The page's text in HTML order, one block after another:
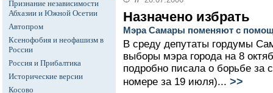
Признание независимости
Абхазии и Южной Осетии
Автопром
Ксенофобия и неофашизм в
России
Россия и Прибалтика
Исторические версии
Косово
Назначено избрать
Мэра Самары поменяют с
В среду депутаты гордумы
выборы мэра города на 8
подробно писала о борьбе за
номере за 19 июля)... >>